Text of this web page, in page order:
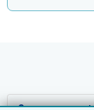
Compre con